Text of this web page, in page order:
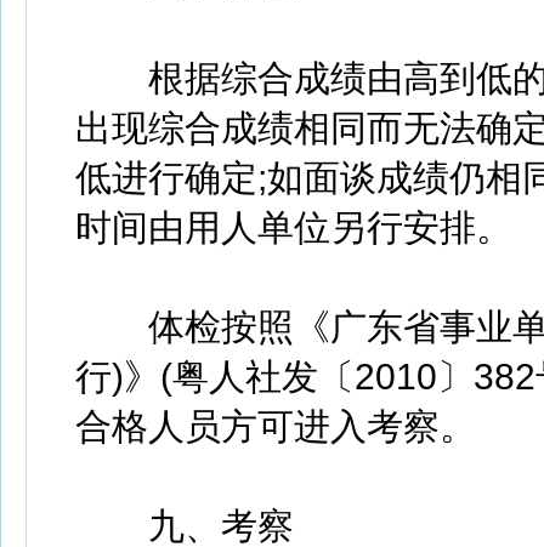
根据综合成绩由高到低的
出现综合成绩相同而无法确
低进行确定;如面谈成绩仍相
时间由用人单位另行安排。
体检按照《广东省事业单
行)》(粤人社发〔2010〕
合格人员方可进入考察。
九、考察